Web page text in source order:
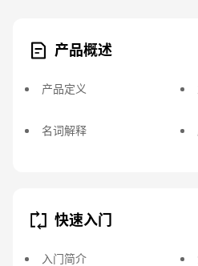
产品概述
产品定义
名词解释
快速入门
入门简介